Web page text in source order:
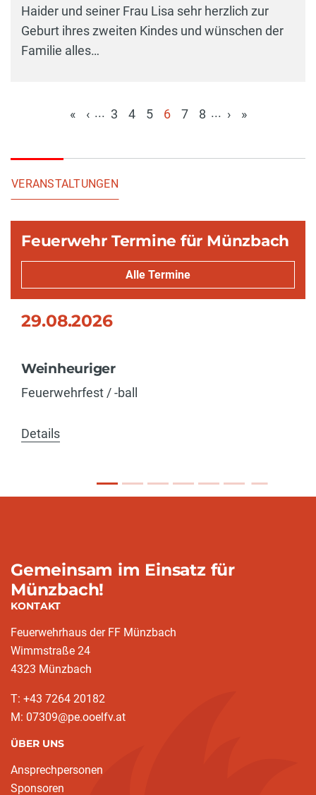
Haider und seiner Frau Lisa sehr herzlich zur
Geburt ihres zweiten Kindes und wünschen der
Familie alles…
« ‹ ... 3 4 5
6
7 8 ... › »
VERANSTALTUNGEN
Feuerwehr Termine für Münzbach
Alle Termine
29.08.2026
Weinheuriger
Feuerwehrfest / -ball
Details
Gemeinsam im Einsatz für
Münzbach!
KONTAKT
Feuerwehrhaus der FF Münzbach
Wimmstraße 24
4323 Münzbach
T: +43 7264 20182
M: 07309@pe.ooelfv.at
ÜBER UNS
Ansprechpersonen
Sponsoren